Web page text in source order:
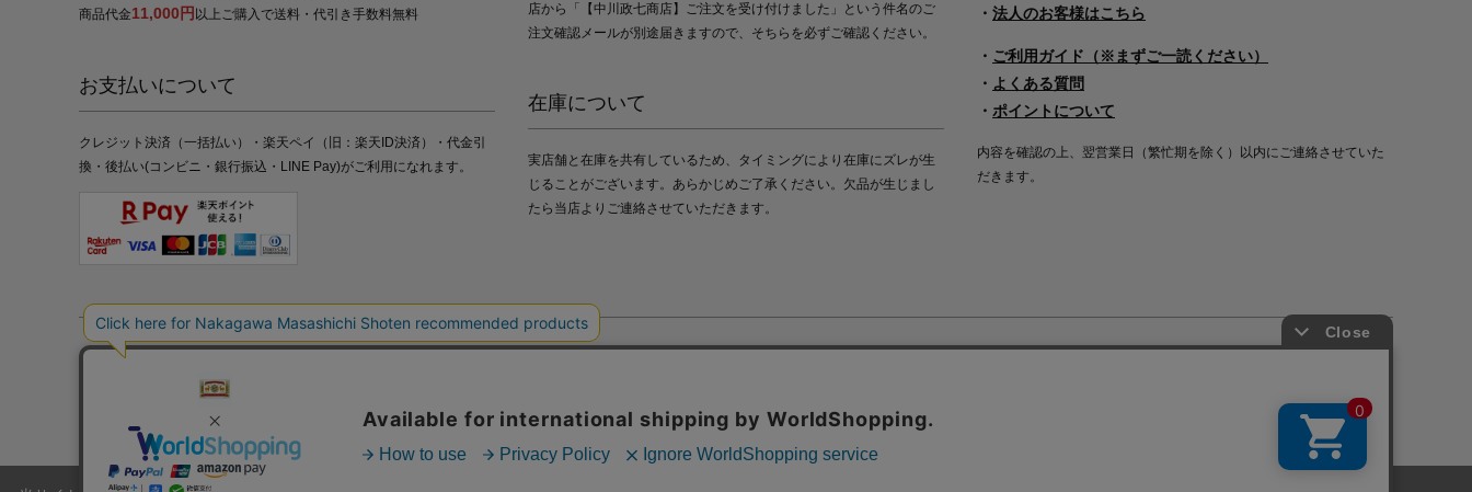
商品代金11,000円 以上ご購入で送料・代引き手数料無料
お支払いについて
クレジット決済（一括払い）・楽天ペイ（旧：楽天ID決済）・代金引
換・後払い(コンビニ・銀行振込・LINE Pay)がご利用になれます。
店から「【中川政七商店】ご注文を受け付けました」という件名のご
注文確認メールが別途届きますので、そちらを必ずご確認ください。
在庫について
実店舗と在庫を共有しているため、タイミングにより在庫にズレが生
じることがございます。あらかじめご了承ください。欠品が生じまし
たら当店よりご連絡させていただきます。
・ 法人のお客様はこちら
・ ご利用ガイド（※まずご一読ください）
・ よくある質問
・ ポイントについて
内容を確認の上、翌営業日（繁忙期を除く）以内にご連絡させていた
だきます。
プライバシーポリシー